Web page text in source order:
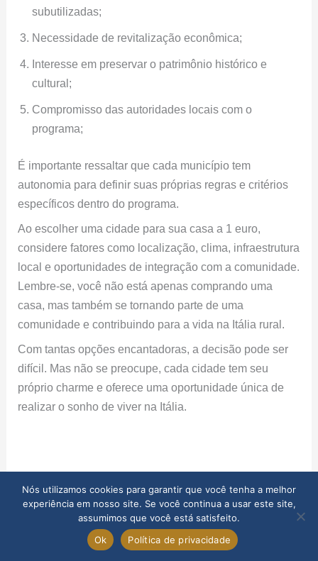
subutilizadas;
Necessidade de revitalização econômica;
Interesse em preservar o patrimônio histórico e
cultural;
Compromisso das autoridades locais com o
programa;
É importante ressaltar que cada município tem
autonomia para definir suas próprias regras e critérios
específicos dentro do programa.
Ao escolher uma cidade para sua casa a 1 euro,
considere fatores como localização, clima, infraestrutura
local e oportunidades de integração com a comunidade.
Lembre-se, você não está apenas comprando uma
casa, mas também se tornando parte de uma
comunidade e contribuindo para a vida na Itália rural.
Com tantas opções encantadoras, a decisão pode ser
difícil. Mas não se preocupe, cada cidade tem seu
próprio charme e oferece uma oportunidade única de
realizar o sonho de viver na Itália.
Nós utilizamos cookies para garantir que você tenha a melhor
experiência em nosso site. Se você continua a usar este site,
assumimos que você está satisfeito.
Ok
Política de privacidade